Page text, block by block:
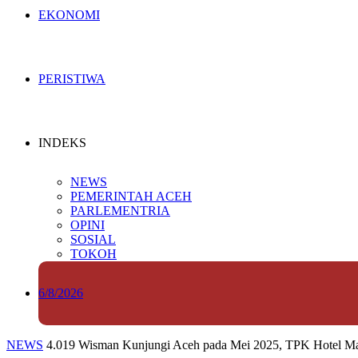
EKONOMI
PERISTIWA
INDEKS
NEWS
PEMERINTAH ACEH
PARLEMENTRIA
OPINI
SOSIAL
TOKOH
6/8/2026
NEWS 4.019 Wisman Kunjungi Aceh pada Mei 2025, TPK Hotel